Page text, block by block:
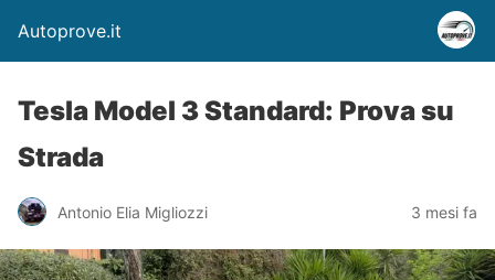
Autoprove.it
Tesla Model 3 Standard: Prova su
Strada
Antonio Elia Migliozzi 3 mesi fa